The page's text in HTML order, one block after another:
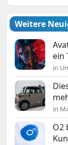
Weitere
ein
in
in
O2